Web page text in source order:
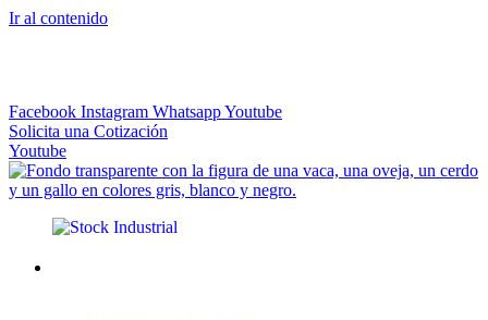
Ir al contenido
Facebook Instagram WhatsappYoutube
Solicita una Cotización
Youtube